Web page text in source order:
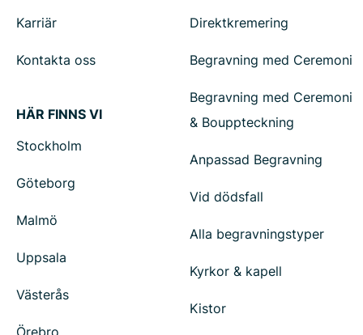
Karriär
Kontakta oss
HÄR FINNS VI
Stockholm
Göteborg
Malmö
Uppsala
Västerås
Örebro
Direktkremering
Begravning med Ceremoni
Begravning med Ceremoni
& Bouppteckning
Anpassad Begravning
Vid dödsfall
Alla begravningstyper
Kyrkor & kapell
Kistor